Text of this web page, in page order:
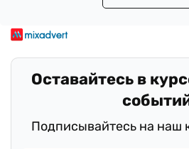
Оставайтесь в
Подписывайтесь на наш